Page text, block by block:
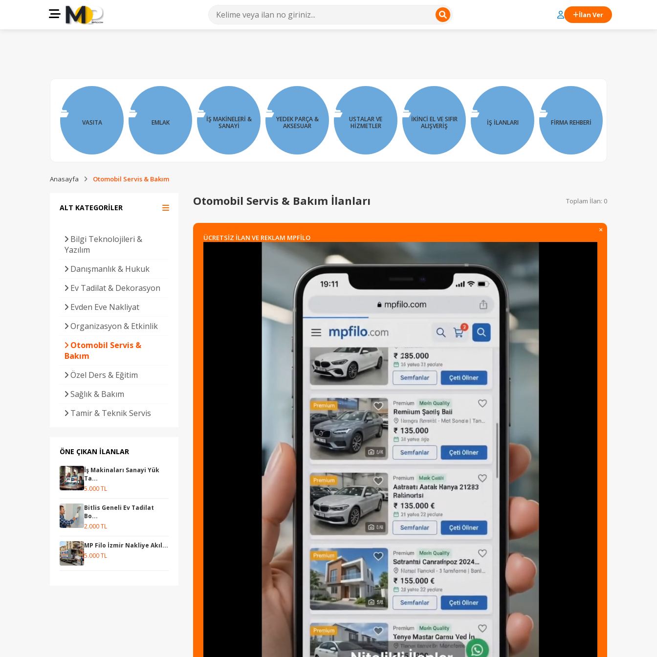
İlan Ver
VASITA EMLAK
İŞ MAKINELERI &
SANAYI
YEDEK PARÇA &
AKSESUAR
USTALAR VE
HIZMETLER
İKINCI EL VE SIFIR
ALIŞVERIŞ
İŞ İLANLARI FIRMA REHBERI
Anasayfa Otomobil Servis & Bakım
ALT KATEGORİLER
Bilgi Teknolojileri &
Yazılım
Danışmanlık & Hukuk
Ev Tadilat & Dekorasyon
Evden Eve Nakliyat
Organizasyon & Etkinlik
Otomobil Servis &
Bakım
Özel Ders & Eğitim
Sağlık & Bakım
Tamir & Teknik Servis
ÖNE ÇIKAN İLANLAR
İş Makinaları Sanayi Yük
Ta...
5.000 TL
Bitlis Geneli Ev Tadilat
Bo...
2.000 TL
MP Filo İzmir Nakliye Akıl...
5.000 TL
Otomobil Servis & Bakım İlanları Toplam İlan: 0
ÜCRETSİZ İLAN VE REKLAM MPFİLO